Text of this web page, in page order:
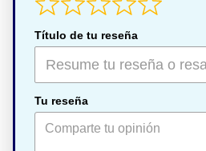
Título de tu reseña
Tu reseña